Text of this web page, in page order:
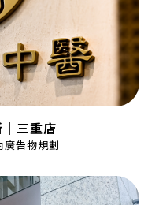
三重店
告物規劃